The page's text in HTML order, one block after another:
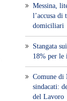
Messina,
l’accusa di
domiciliari
Stangata
18% per le
Comune di
sindacati:
del Lavoro